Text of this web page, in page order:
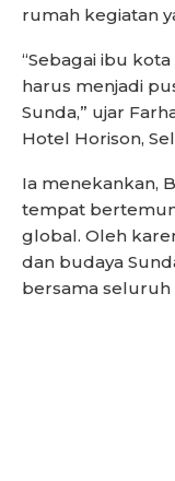
rumah kegiatan
“Sebagai ibu
harus menjadi
Sunda,” ujar
Hotel Horison,
Ia menekankan,
tempat
global. Oleh
dan budaya
bersama seluruh